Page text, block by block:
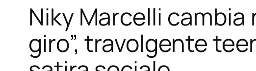
Niky Marcelli
giro”, travolgente